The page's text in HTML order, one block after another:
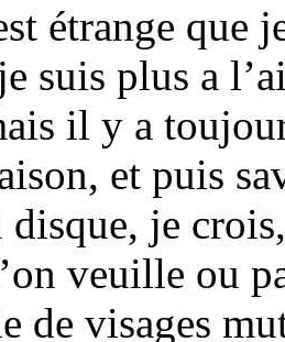
étrange que
suis plus a
il y a
et puis
disque, je
veuille ou
de visages